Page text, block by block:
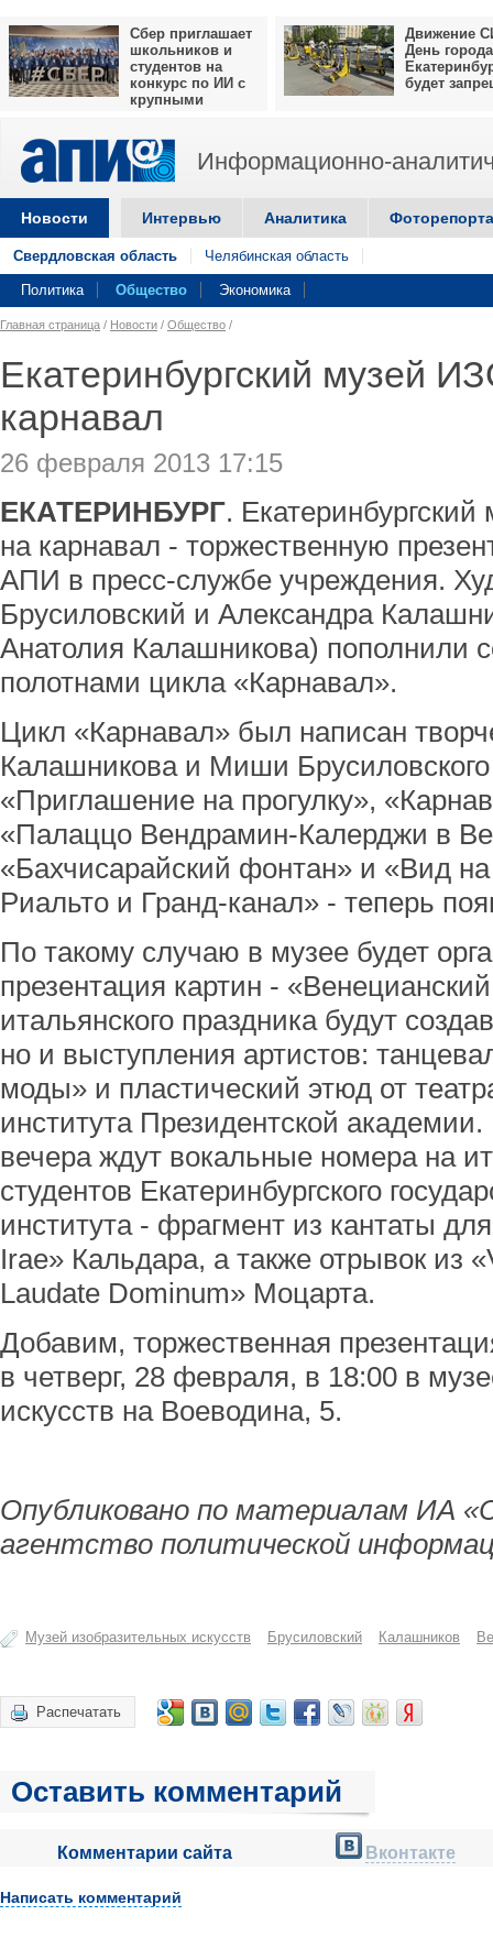
Сбер приглашает
школьников и
студентов на
конкурс по ИИ с
крупными
Движение
День города
будет
Информационно-
Новости Интервью Аналитика
Свердловская область Челябинская область
Политика Общество Экономика
Главная страница / Новости / Общество /
Екатеринбургский музей
карнавал
26 февраля 2013 17:15
ЕКАТЕРИНБУРГ.
на карнавал - торжественную
АПИ в пресс-службе учреждения.
Брусиловский и Александра
Анатолия Калашникова) пополнили
полотнами цикла «Карнавал».
Цикл «Карнавал» был написан
Калашникова и Миши Брусиловского
«Приглашение на прогулку»,
«Палаццо Вендрамин-Калерджи в
«Бахчисарайский фонтан» и «Вид
Риальто и Гранд-канал» - теперь
По такому случаю в музее будет
презентация картин -
итальянского праздника будут
но и выступления артистов:
моды» и пластический этюд от
института Президентской академии.
вечера ждут вокальные номера на
студентов Екатеринбургского
института - фрагмент из кантаты
Irae» Кальдара, а также отрывок из
Laudate Dominum» Моцарта.
Добавим, торжественная
в четверг, 28 февраля, в 18:00 в
искусств на Воеводина, 5.
Опубликовано по материалам ИА
агентство политической
Музей изобразительных искусств Брусиловский Калашников
Распечатать
Оставить комментарий
Комментарии сайта Вконтакте
Написать комментарий